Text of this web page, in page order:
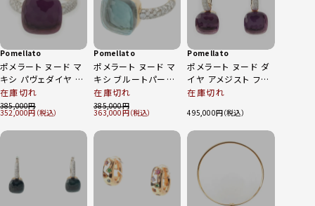
Pomellato
ポメラート ヌード マ
キシ パヴェダイヤ ア
メジスト リング 指輪
ジュエリー 750YG
K18 ゴールド 7号
8.6gg
在庫切れ
385,000
352,000
Pomellato
ポメラート ヌード マ
キシ ブルートパーズ
パヴェダイヤ リング
指輪 ジュエリー 750
K18YG ゴールド 10
号 10.0g
在庫切れ
385,000
363,000
Pomellato
ポメラート ヌード ダ
イヤ アメジスト フッ
ク ピアス イヤリング
K18 ゴールド 9.4g
在庫切れ
495,000